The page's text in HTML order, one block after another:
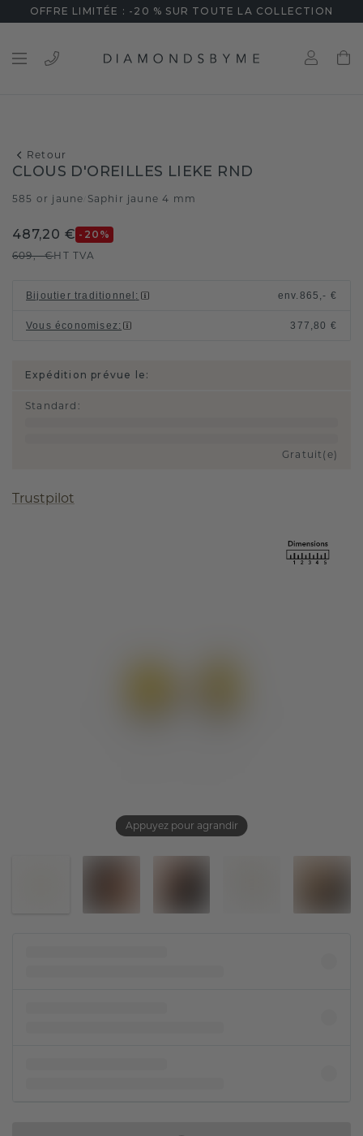
OFFRE LIMITÉE : -20 % SUR TOUTE LA COLLECTION
Retour
Appuyez pour agrandir
CLOUS D'OREILLES LIEKE RND
585 or jaune Saphir jaune 4 mm
487,20 € -20 %
609,- €HT TVA
Bijoutier traditionnel : env. 865,- €
Vous économisez: 377,80 €
Expédition prévue le:
Standard :
Gratuit(e)
Trustpilot